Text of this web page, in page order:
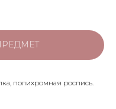
полихромная роспись.